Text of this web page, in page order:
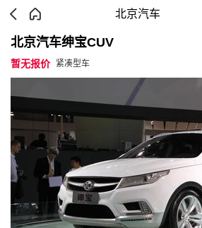
北京汽车
北京汽车绅宝CUV
暂无报价 紧凑型车